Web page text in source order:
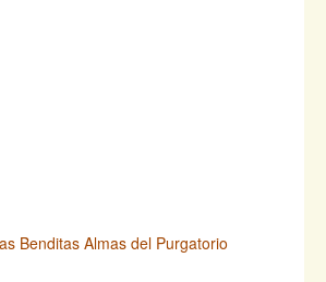
Benditas Almas del Purgatorio